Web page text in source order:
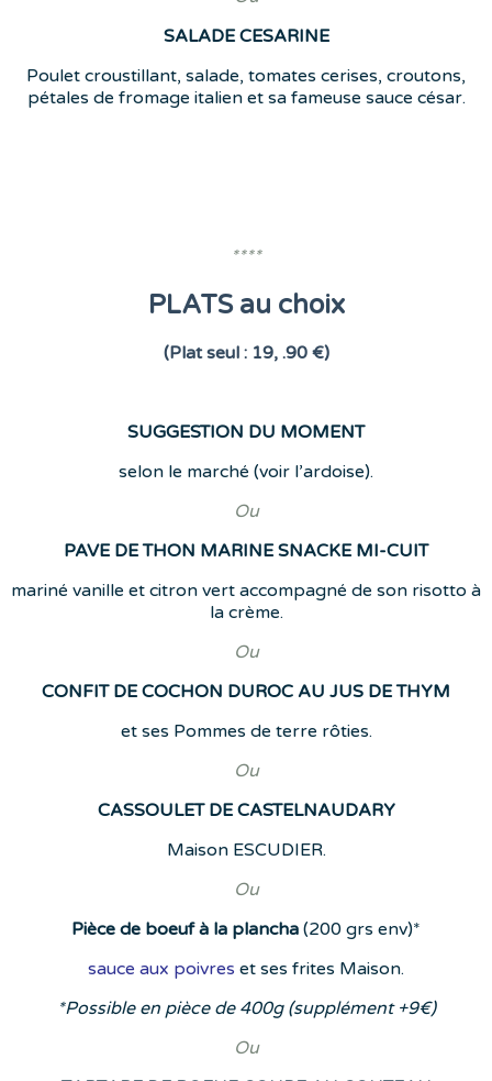
SALADE CESARINE
Poulet croustillant, salade, tomates cerises, croutons,
pétales de fromage italien et sa fameuse sauce césar.
****
PLATS au choix
(Plat seul : 19, .90 €)
SUGGESTION DU MOMENT
selon le marché (voir l’ardoise).
Ou
PAVE DE THON MARINE SNACKE MI-CUIT
mariné vanille et citron vert accompagné de son risotto à
la crème.
Ou
CONFIT DE COCHON DUROC AU JUS DE THYM
et ses Pommes de terre rôties.
Ou
CASSOULET DE CASTELNAUDARY
Maison ESCUDIER.
Ou
Pièce de boeuf à la plancha (200 grs env)*
sauce aux poivres et ses frites Maison.
*Possible en pièce de 400g (supplément +9€)
Ou